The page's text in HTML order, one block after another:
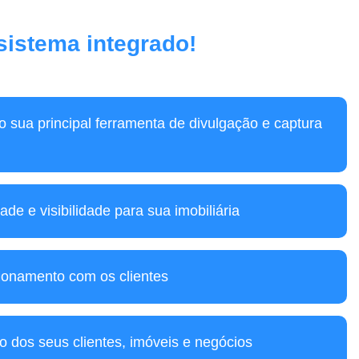
integrado!
sua principal ferramenta de divulgação e captura
e visibilidade para sua imobiliária
com os clientes
dos seus clientes, imóveis e negócios